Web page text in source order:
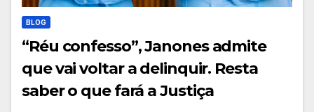
BLOG
“Réu confesso”, Janones admite
que vai voltar a delinquir. Resta
saber o que fará a Justiça